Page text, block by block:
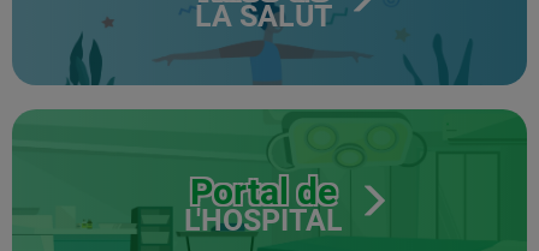
LA SALUT
Portal de
L'HOSPITAL